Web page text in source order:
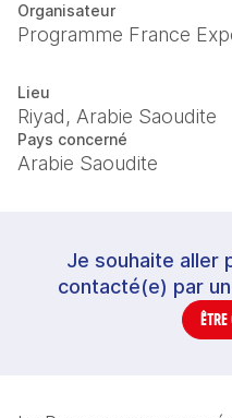
Organisateur
Programme France
Lieu
Riyad, Arabie Saoudite
Pays concerné
Arabie Saoudite
Je souhaite aller
contacté(e) par
ÊTRE